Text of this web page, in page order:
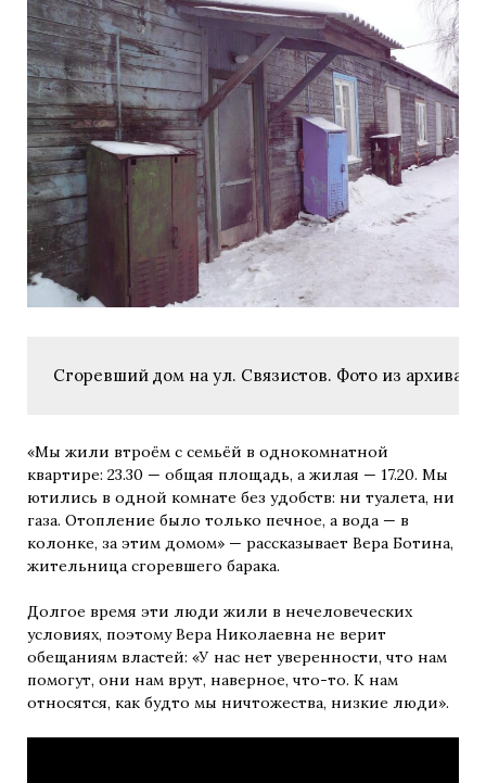
Сгоревший дом на ул. Связистов. Фото из архива
«Мы жили втроём с семьёй в однокомнатной
квартире: 23.30 — общая площадь, а жилая — 17.20. Мы
ютились в одной комнате без удобств: ни туалета, ни
газа. Отопление было только печное, а вода — в
колонке, за этим домом» — рассказывает Вера Ботина,
жительница сгоревшего барака.
Долгое время эти люди жили в нечеловеческих
условиях, поэтому Вера Николаевна не верит
обещаниям властей: «У нас нет уверенности, что нам
помогут, они нам врут, наверное, что-то. К нам
относятся, как будто мы ничтожества, низкие люди».